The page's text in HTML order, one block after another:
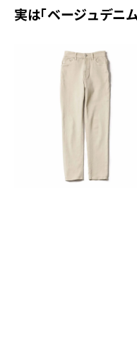
実は「ベージュデニ